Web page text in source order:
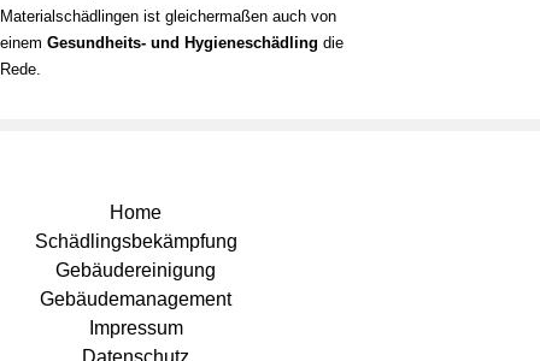
Materialschädlingen ist gleichermaßen auch von
einem Gesundheits- und Hygieneschädling die
Rede.
Home
Schädlingsbekämpfung
Gebäudereinigung
Gebäudemanagement
Impressum
Datenschutz